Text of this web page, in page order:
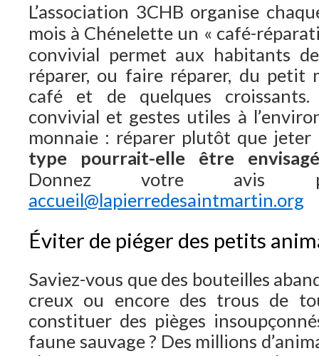
L’association 3CHB organise
mois à Chénelette un « café-
convivial permet aux habitants
réparer, ou faire réparer, du petit
café et de quelques
convivial et gestes utiles à
monnaie : réparer plutôt que
type pourrait-elle être
Donnez votre
accueil@lapierredesaintmartin.org
Éviter de piéger des petits
Saviez-vous que des bouteilles
creux ou encore des trous de
constituer des pièges
faune sauvage ? Des millions